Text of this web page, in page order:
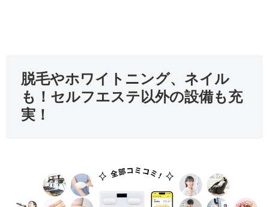
脱毛やホワイトニング、ネイル
も！セルフエステ以外の設備も充
実！